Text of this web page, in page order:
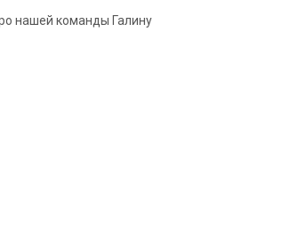
нашей команды Галину